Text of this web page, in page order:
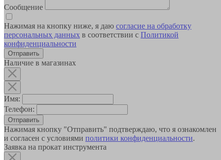
Сообщение
Нажимая на кнопку ниже, я даю согласие на обработку
персональных данных в соответствии с Политикой
конфиденциальности
Наличие в магазинах
Имя:
Телефон:
Отправить
Нажимая кнопку "Отправить" подтверждаю, что я ознакомлен
и согласен с условиями политики конфиденциальности.
Заявка на прокат инструмента